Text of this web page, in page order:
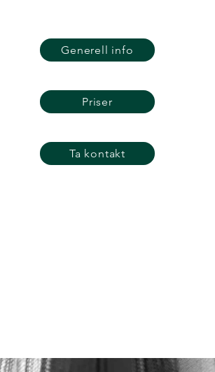
Generell info
Priser
Ta kontakt